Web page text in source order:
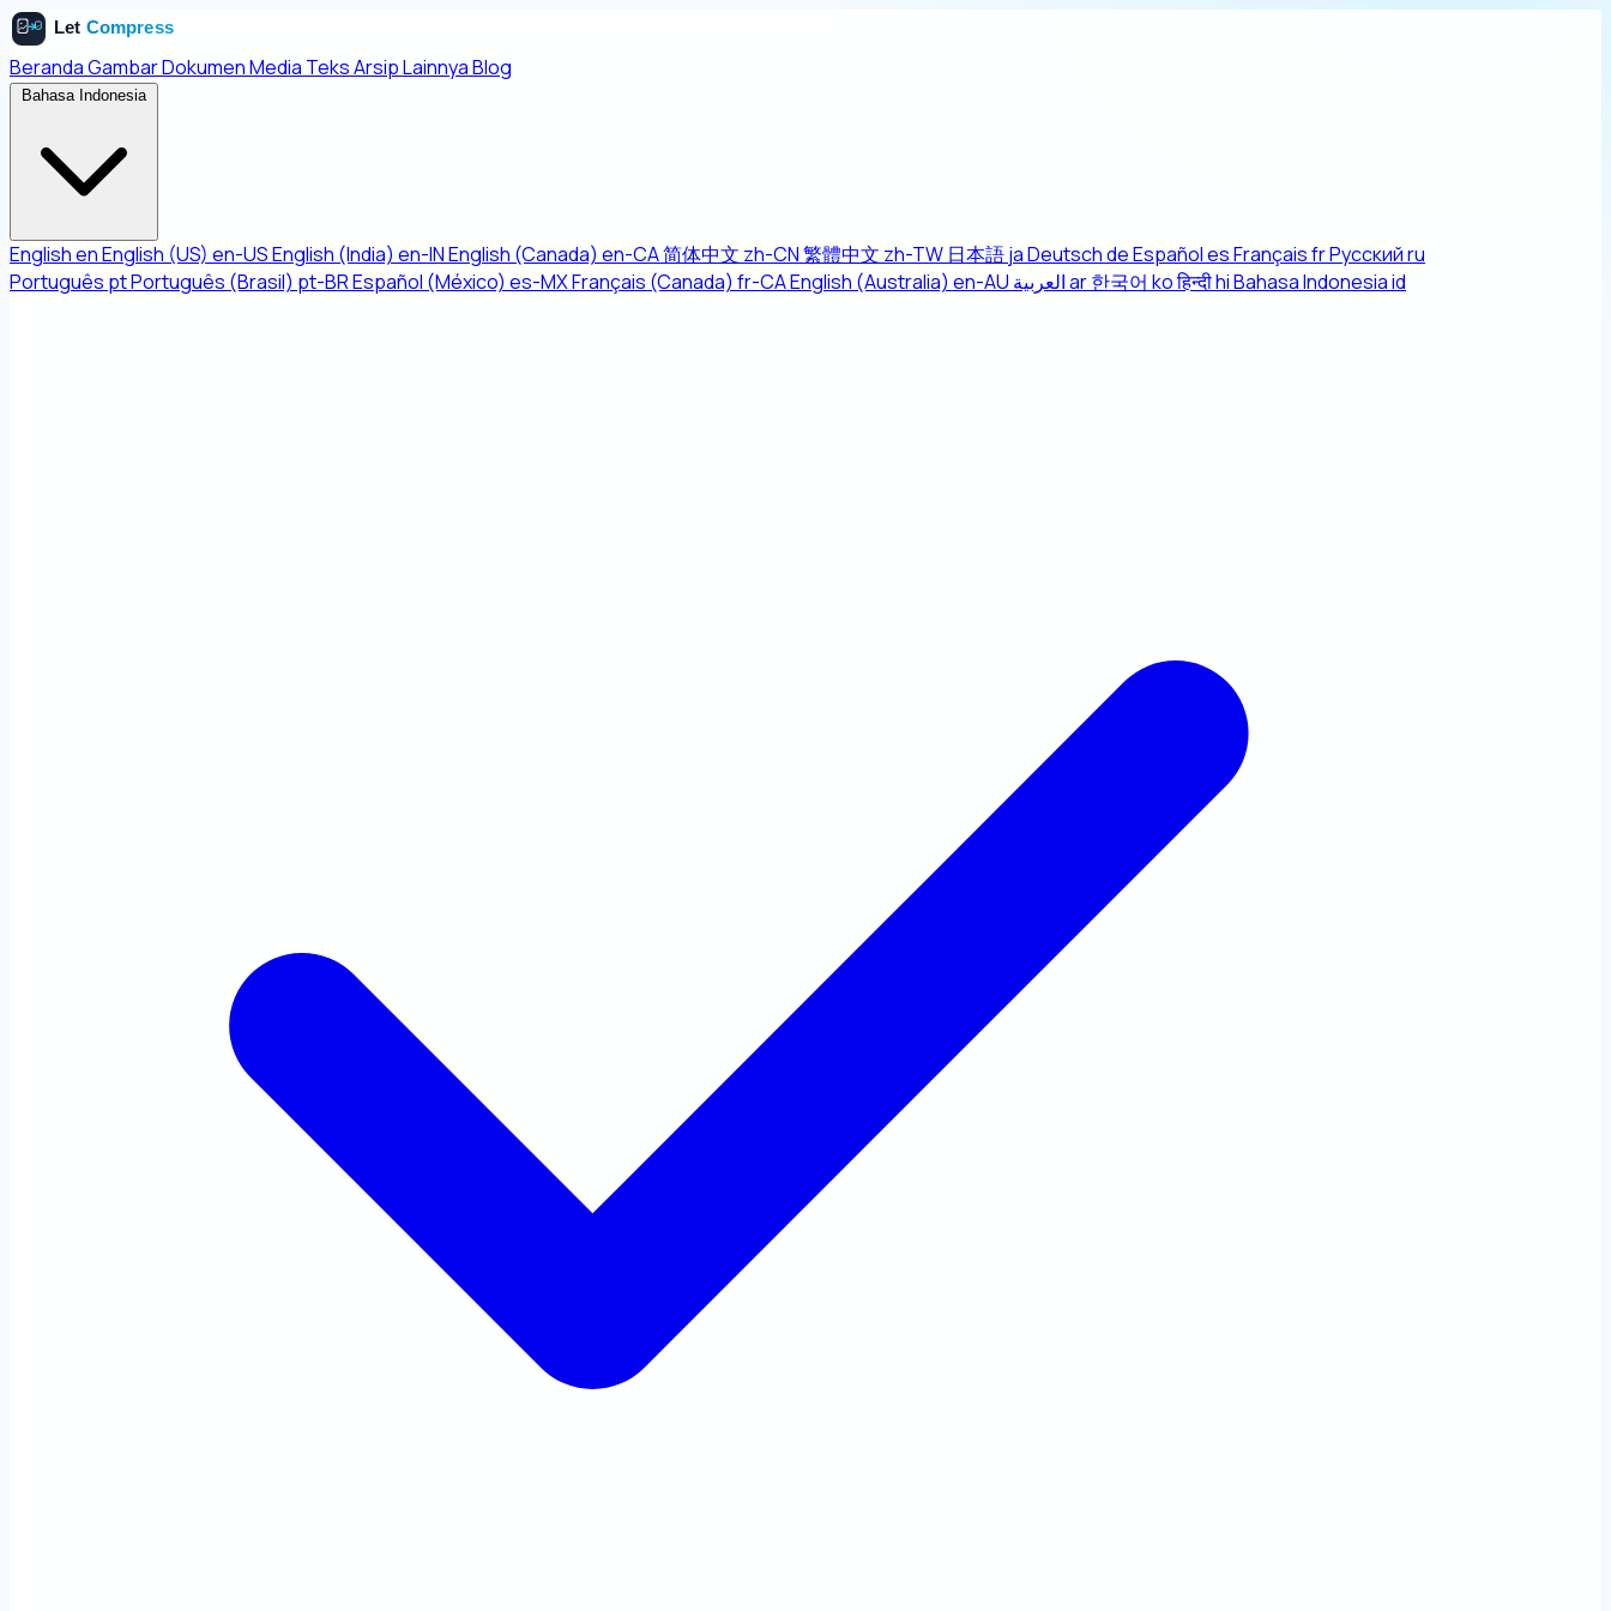
BerandaGambarDokumenMedia TeksArsipLainnyaBlog
Bahasa Indonesia
EnglishenEnglish (US) en-USEnglish (India) en-INEnglish (Canada) en-CA简体中文 zh-CN繁體中文 zh-TW 日本語jaDeutschdeEspañolesFrançaisfrРусскийru
Português ptPortuguês (Brasil) pt-BREspañol (México) es-MXFrançais (Canada) fr-CAEnglish (Australia) en-AU العربيةar한국어 koहिन्दीhiBahasa Indonesiaid